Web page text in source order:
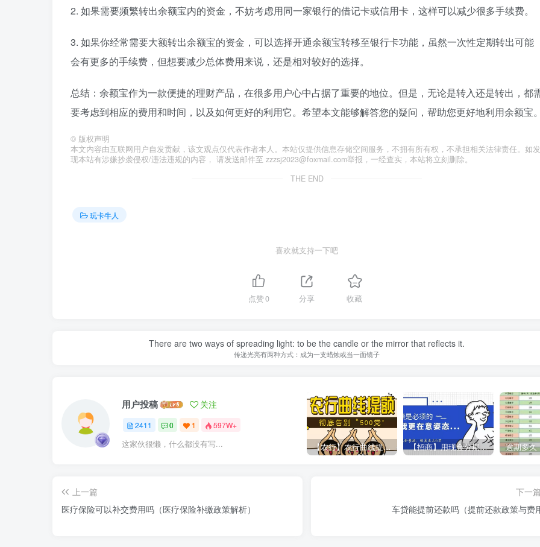
2. 如果需要频繁转出余额宝内的资金，不妨考虑用同一家银行的借记卡或信用卡，这样可以减少很多手续费。
3. 如果你经常需要大额转出余额宝的资金，可以选择开通余额宝转移至银行卡功能，虽然一次性定期转出可能
会有更多的手续费，但想要减少总体费用来说，还是相对较好的选择。
总结：余额宝作为一款便捷的理财产品，在很多用户心中占据了重要的地位。但是，无论是转入还是转出，都
要考虑到相应的费用和时间，以及如何更好的利用它。希望本文能够解答您的疑问，帮助您更好地利用余额宝。
© 版权声明
本文内容由互联网用户自发贡献，该文观点仅代表作者本人。本站仅提供信息存储空间服务，不拥有所有权，不承担相关法律责任。如发
现本站有涉嫌抄袭侵权/违法违规的内容， 请发送邮件至 zzzsj2023@foxmail.com举报，一经查实，本站将立刻删除。
THE END
玩卡牛人
喜欢就支持一下吧
点赞0 分享 收藏
There are two ways of spreading light: to be the candle or the mirror that reflects it.
传递光亮有两种方式：成为一支蜡烛或当一面镜子
用户投稿 关注
2411 0 1 597W+
这家伙很懒，什么都没有写... 【农行】农行曲线提额，彻底告别“500党” 【招商】用现金分期提额，额度直上6万
上一篇
医疗保险可以补交费用吗（医疗保险补缴政策解析）
下一篇
车贷能提前还款吗（提前还款政策与费